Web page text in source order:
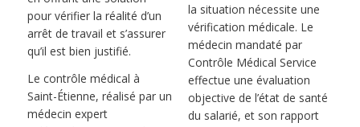
pour vérifier la réalité d’un
arrêt de travail et s’assurer
qu’il est bien justifié.
Le contrôle médical à
Saint-Étienne, réalisé par un
médecin expert
la situation nécessite une
vérification médicale. Le
médecin mandaté par
Contrôle Médical Service
effectue une évaluation
objective de l’état de santé
du salarié, et son rapport